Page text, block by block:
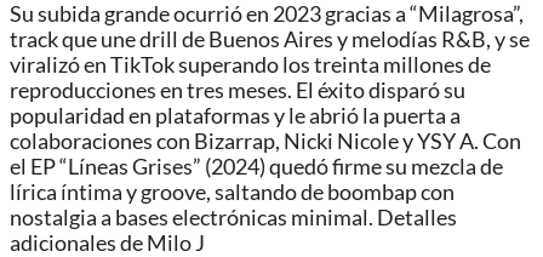
Su subida grande ocurrió en 2023 gracias a “Milagrosa”,
track que une drill de Buenos Aires y melodías R&B, y se
viralizó en TikTok superando los treinta millones de
reproducciones en tres meses. El éxito disparó su
popularidad en plataformas y le abrió la puerta a
colaboraciones con Bizarrap, Nicki Nicole y YSY A. Con
el EP “Líneas Grises” (2024) quedó firme su mezcla de
lírica íntima y groove, saltando de boombap con
nostalgia a bases electrónicas minimal. Detalles
adicionales de Milo J